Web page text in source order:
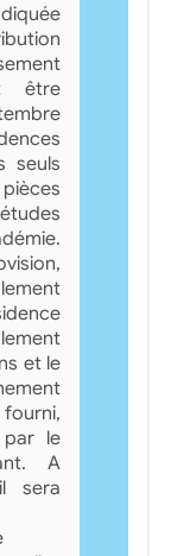
être
seuls
et le
le
A
sera